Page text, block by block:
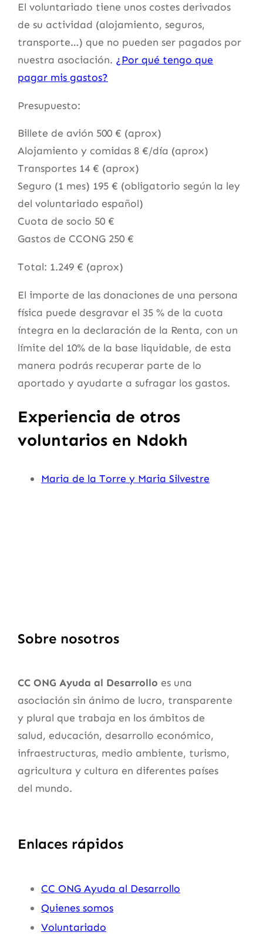
El voluntariado tiene unos costes derivados
de su actividad (alojamiento, seguros,
transporte…) que no pueden ser pagados por
nuestra asociación. ¿Por qué tengo que
pagar mis gastos?
Presupuesto:
Billete de avión 500 € (aprox)
Alojamiento y comidas 8 €/día (aprox)
Transportes 14 € (aprox)
Seguro (1 mes) 195 € (obligatorio según la ley
del voluntariado español)
Cuota de socio 50 €
Gastos de CCONG 250 €
Total: 1.249 € (aprox)
El importe de las donaciones de una persona
física puede desgravar el 35 % de la cuota
íntegra en la declaración de la Renta, con un
límite del 10% de la base liquidable, de esta
manera podrás recuperar parte de lo
aportado y ayudarte a sufragar los gastos.
Experiencia de otros
voluntarios en Ndokh
Maria de la Torre y Maria Silvestre
Sobre nosotros
CC ONG Ayuda al Desarrollo es una
asociación sin ánimo de lucro, transparente
y plural que trabaja en los ámbitos de
salud, educación, desarrollo económico,
infraestructuras, medio ambiente, turismo,
agricultura y cultura en diferentes países
del mundo.
Enlaces rápidos
CC ONG Ayuda al Desarrollo
Quienes somos
Voluntariado